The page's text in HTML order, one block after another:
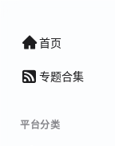
首页
专题合集
平台分类